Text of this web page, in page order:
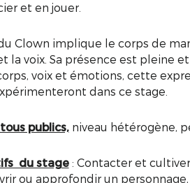
et en jouer.
Clown implique le corps de
la voix. Sa présence est pleine
voix et émotions, cette
dans ce stage.
publics,niveau hétérogène,
du stage: Contacter et
ou approfondir un